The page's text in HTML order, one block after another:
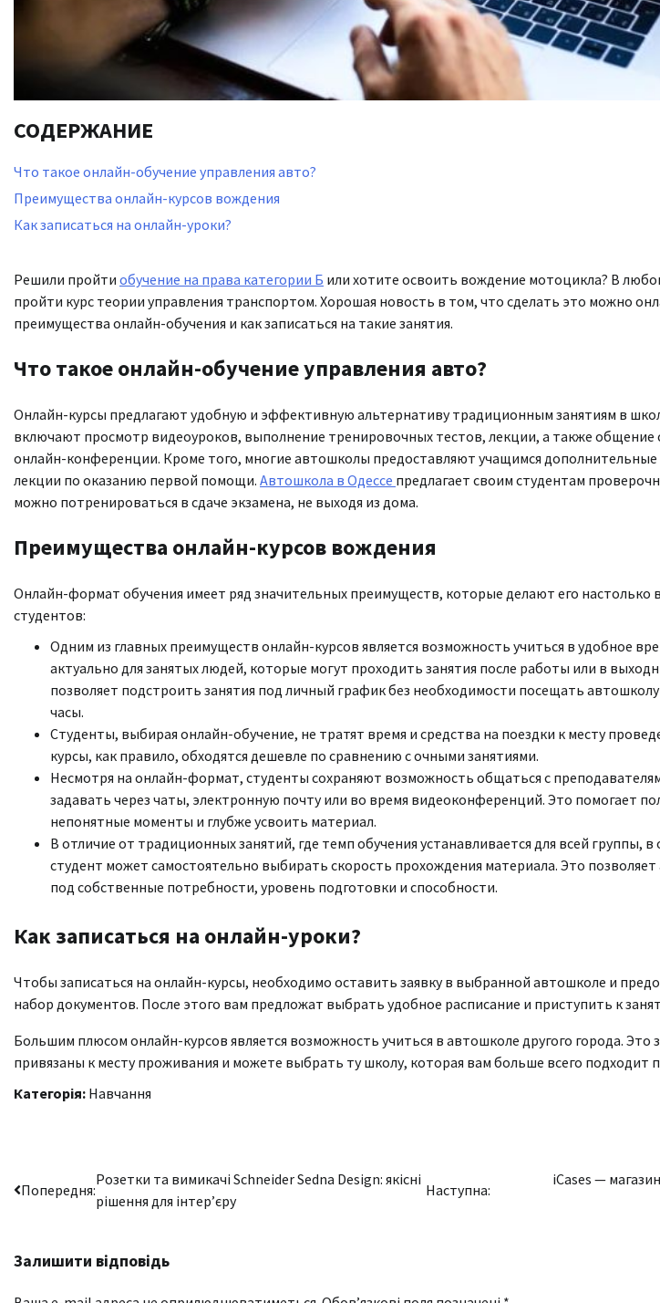
СОДЕРЖАНИЕ
Что такое онлайн-обучение управления авто?
Преимущества онлайн-курсов вождения
Как записаться на онлайн-уроки?
Решили пройти обучение на права категории Б или хотите освоить вождение мотоцикла? В
пройти курс теории управления транспортом. Хорошая новость в том, что сделать это можно
преимущества онлайн-обучения и как записаться на такие занятия.
Что такое онлайн-обучение управления авто?
Онлайн-курсы предлагают удобную и эффективную альтернативу традиционным занятиям в
включают просмотр видеоуроков, выполнение тренировочных тестов, лекции, а также общение
онлайн-конференции. Кроме того, многие автошколы предоставляют учащимся дополнительные
лекции по оказанию первой помощи. Автошкола в Одессе предлагает своим студентам
можно потренироваться в сдаче экзамена, не выходя из дома.
Преимущества онлайн-курсов вождения
Онлайн-формат обучения имеет ряд значительных преимуществ, которые делают его настолько
студентов:
Одним из главных преимуществ онлайн-курсов является возможность учиться в удобное
актуально для занятых людей, которые могут проходить занятия после работы или в
позволяет подстроить занятия под личный график без необходимости посещать
часы.
Студенты, выбирая онлайн-обучение, не тратят время и средства на поездки к месту
курсы, как правило, обходятся дешевле по сравнению с очными занятиями.
Несмотря на онлайн-формат, студенты сохраняют возможность общаться с
задавать через чаты, электронную почту или во время видеоконференций. Это помогает
непонятные моменты и глубже усвоить материал.
В отличие от традиционных занятий, где темп обучения устанавливается для всей группы,
студент может самостоятельно выбирать скорость прохождения материала. Это
под собственные потребности, уровень подготовки и способности.
Как записаться на онлайн-уроки?
Чтобы записаться на онлайн-курсы, необходимо оставить заявку в выбранной автошколе и
набор документов. После этого вам предложат выбрать удобное расписание и приступить к
Большим плюсом онлайн-курсов является возможность учиться в автошколе другого города. Это
привязаны к месту проживания и можете выбрать ту школу, которая вам больше всего подходит
Категорія: Навчання
Навігація
Попередня:
Розетки та вимикачі Schneider Sedna Design: якісні
рішення для інтер’єру
Наступна:
iCases —
Залишити відповідь